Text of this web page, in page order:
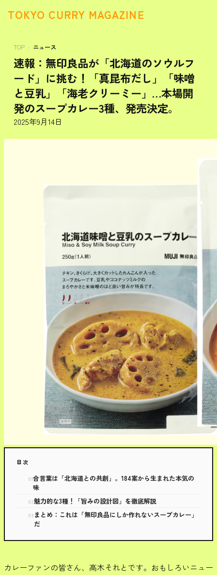
TOKYO CURRY MAGAZINE
TOP ニュース
速報：無印良品が「北海道のソウルフ
ード」に挑む！「真昆布だし」「味噌
と豆乳」「海老クリーミー」…本場開
発のスープカレー3種、発売決定。
2025年9月14日
目次
合言葉は「北海道との共創」。184案から生まれた本気の
味
魅力的な3種！「旨みの設計図」を徹底解説
まとめ：これは「無印良品にしか作れないスープカレー」
だ
カレーファンの皆さん、高木それとです。おもしろいニュー